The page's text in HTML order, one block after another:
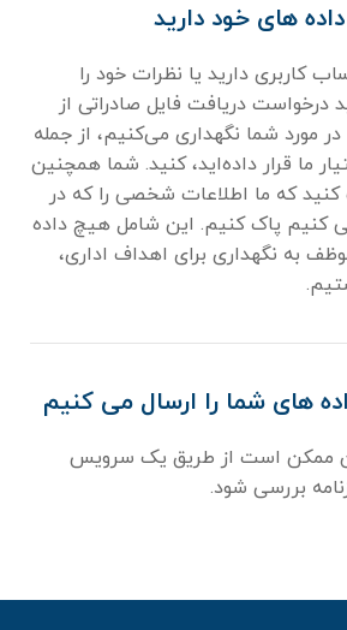
های خود دارید
کاربری دارید یا نظرات خود را
درخواست دریافت فایل صادراتی از
مورد شما نگهداری می‌کنیم، از جمله
ما قرار داده‌اید، کنید. شما همچنین
که ما اطلاعات شخصی را که در
کنیم پاک کنیم. این شامل هیچ داده
به نگهداری برای اهداف اداری،
های شما را ارسال می کنیم
ممکن است از طریق یک سرویس
بررسی شود.